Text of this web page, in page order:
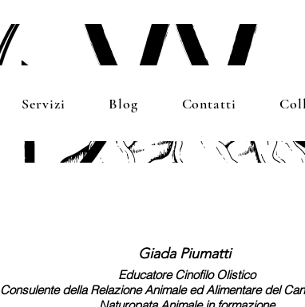
Servizi Blog Contatti
Giada Piumatti
Educatore Cinofilo Olistico
Consulente della Relazione Animale ed Alimentare del